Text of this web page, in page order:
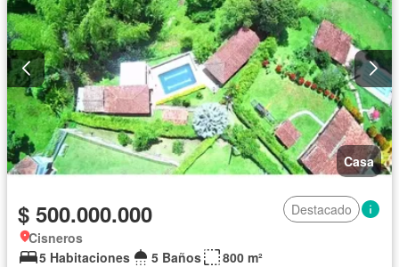
Casa
$ 500.000.000
Destacado
Cisneros
5 Habitaciones
5 Baños
800 m²